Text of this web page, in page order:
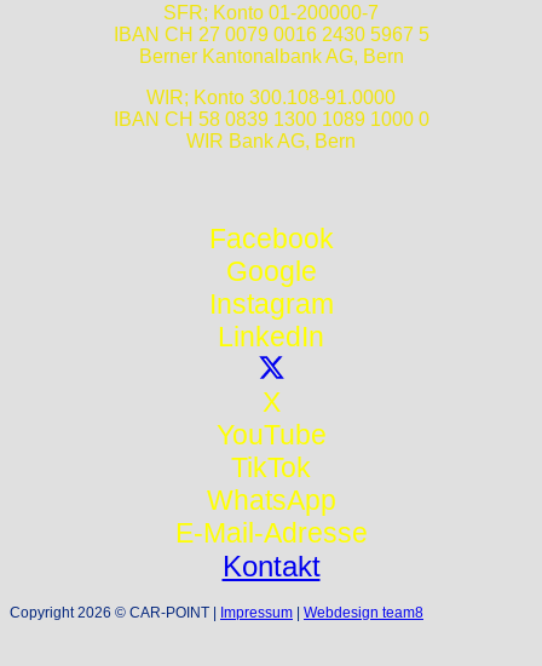
SFR; Konto 01-200000-7
IBAN CH 27 0079 0016 2430 5967 5
Berner Kantonalbank AG, Bern
WIR; Konto 300.108-91.0000
IBAN CH 58 0839 1300 1089 1000 0
WIR Bank AG, Bern
Facebook
Google
Instagram
LinkedIn
X
YouTube
TikTok
WhatsApp
E-Mail-Adresse
Kontakt
Copyright 2026 © CAR-POINT | Impressum | Webdesign team8